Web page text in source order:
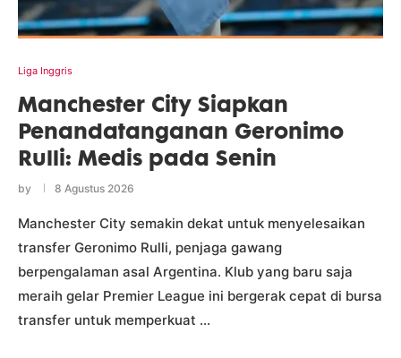
Liga Inggris
Manchester City Siapkan
Penandatanganan Geronimo
Rulli: Medis pada Senin
by 8 Agustus 2026
Manchester City semakin dekat untuk menyelesaikan
transfer Geronimo Rulli, penjaga gawang
berpengalaman asal Argentina. Klub yang baru saja
meraih gelar Premier League ini bergerak cepat di bursa
transfer untuk memperkuat …